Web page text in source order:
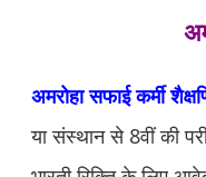
अमरोहा सफाई कर्मी
या संस्थान से 8वीं की